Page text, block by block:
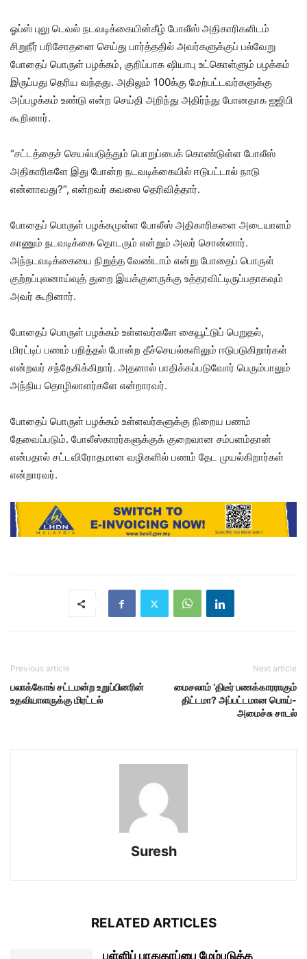
ஓப்ஸ் புலு டெவல் நடவடிக்கையின்கீழ் போலீஸ் அதிகாரிகளிடம்
சிறுநீர் பரிசோதனை செய்து பார்த்ததில் அவர்களுக்குப் பல்வேறு
போதைப் பொருள் பழக்கம், குறிப்பாக ஷியாபு உட்கொள்ளும் பழக்கம்
இருப்பது தெரிய வந்தது. அதிலும் 100க்கு மேற்பட்டவர்களுக்கு
அப்பழக்கம் உண்டு என்ற செய்தி அறிந்து அதிர்ந்து போனதாக ஐஜிபி
கூறினார்.
“சட்டத்தைச் செயல்படுத்தும் பொறுப்பைக் கொண்டுள்ள போலீஸ்
அதிகாரிகளே இது போன்ற நடவடிக்கையில் ஈடுபட்டால் நாடு
என்னாவது?”, என்றவர் கவலை தெரிவித்தார்.
போதைப் பொருள் பழக்கமுள்ள போலீஸ் அதிகாரிகளை அடையாளம்
காணும் நடவடிக்கை தொடரும் என்றும் அவர் சொன்னார்.
அந்நடவடிக்கையை நிறுத்த வேண்டாம் என்று போதைப் பொருள்
குற்றப்புலனாய்வுத் துறை இயக்குனருக்கு உத்தரவிட்டிருப்பதாகவும்
அவர் கூறினார்.
போதைப் பொருள் பழக்கம் உள்ளவர்களே கையூட்டுப் பெறுதல்,
மிரட்டிப் பணம் பறித்தல் போன்ற தீச்செயல்களிலும் ஈடுபடுகிறார்கள்
என்றவர் சந்தேகிக்கிறார். அதனால் பாதிக்கப்படுவோர் பெரும்பாலும்
அந்நிய தொழிலாளர்களே என்றாரவர்.
போதைப் பொருள் பழக்கம் உள்ளவர்களுக்கு நிறைய பணம்
தேவைப்படும். போலீஸ்காரர்களுக்குக் குறைவான சம்பளம்தான்
என்பதால் சட்டவிரோதமான வழிகளில் பணம் தேட முயல்கிறார்கள்
என்றாரவர்.
Previous article
பலாக்கோங் சட்டமன்ற உறுப்பினரின்
உதவியாளருக்கு மிரட்டல்
Next article
மைசலாம் ‘திடீர் பணக்காரராகும்
திட்டமா? அப்பட்டமான பொய்-
அமைச்சு சாடல்
Suresh
RELATED ARTICLES
பள்ளிப் பாதுகாப்பை மேம்படுத்த